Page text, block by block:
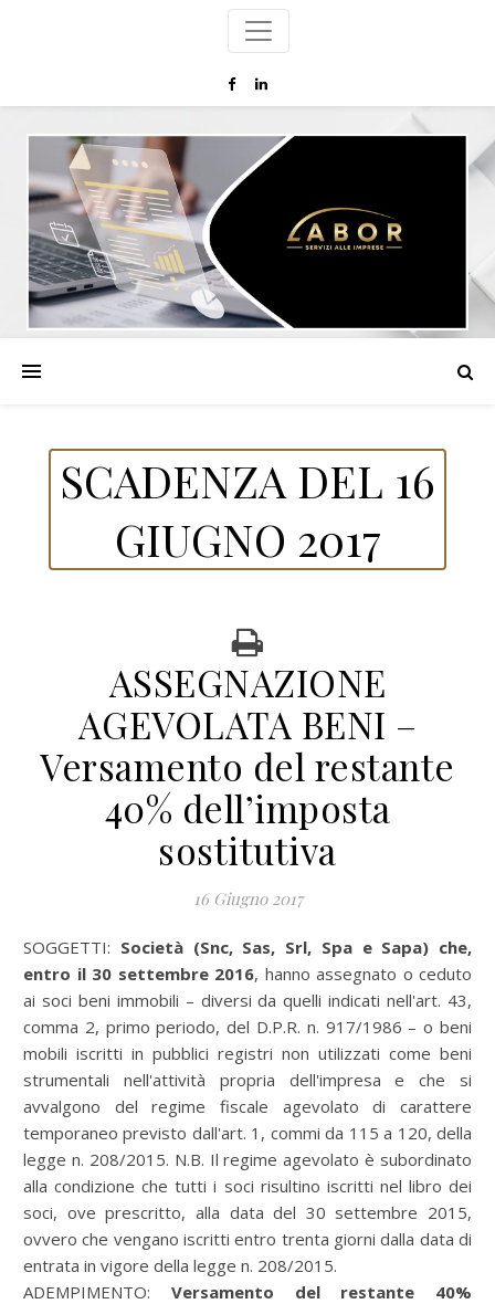
SCADENZA DEL 16
GIUGNO 2017
ASSEGNAZIONE
AGEVOLATA BENI –
Versamento del restante
40% dell’imposta
sostitutiva
16 Giugno 2017
SOGGETTI: Società (Snc, Sas, Srl, Spa e Sapa) che,
entro il 30 settembre 2016, hanno assegnato o ceduto
ai soci beni immobili – diversi da quelli indicati nell'art. 43,
comma 2, primo periodo, del D.P.R. n. 917/1986 – o beni
mobili iscritti in pubblici registri non utilizzati come beni
strumentali nell'attività propria dell'impresa e che si
avvalgono del regime fiscale agevolato di carattere
temporaneo previsto dall'art. 1, commi da 115 a 120, della
legge n. 208/2015. N.B. Il regime agevolato è subordinato
alla condizione che tutti i soci risultino iscritti nel libro dei
soci, ove prescritto, alla data del 30 settembre 2015,
ovvero che vengano iscritti entro trenta giorni dalla data di
entrata in vigore della legge n. 208/2015.
ADEMPIMENTO: Versamento del restante 40%